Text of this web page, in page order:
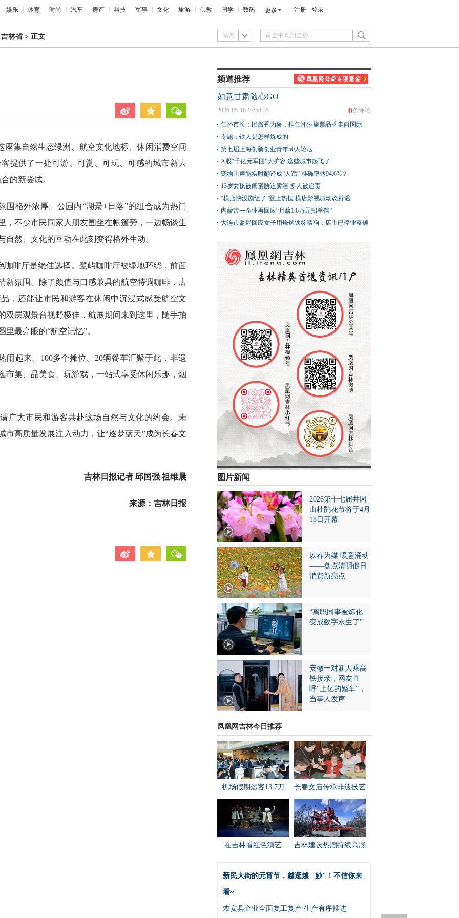
娱乐 体育 时尚 汽车 房产 科技 军事 文化 旅游 佛教 国学 数码 更多 注册 登录
吉林省> 正文 站内
座集自然生态绿洲、航空文化地标、休闲消费空间
提供了一处可游、可赏、可玩、可感的城市新去
的新尝试。
围格外浓厚。公园内“湖景+日落”的组合成为热门
，不少市民同家人朋友围坐在帐篷旁，一边畅谈生
然、文化的互动在此刻变得格外生动。
咖啡厅是绝佳选择。鹭屿咖啡厅被绿地环绕，前面
新氛围。除了颜值与口感兼具的航空特调咖啡，店
，还能让市民和游客在休闲中沉浸式感受航空文
双层观景台视野极佳，航展期间来到这里，随手拍
最亮眼的“航空记忆”。
闹起来。100多个摊位、20辆餐车汇聚于此，非遗
市集、品美食、玩游戏，一站式享受休闲乐趣，烟
广大市民和游客共赴这场自然与文化的约会。未
市高质量发展注入动力，让“逐梦蓝天”成为长春文
吉林日报记者 邱国强 祖维晨
来源：吉林日报
频道推荐
如意甘肃随心GO
0条评论
2026-05-16 17:58:35
仁怀市长：以酱香为桥，推仁怀酒旅票品牌走向国际
专题：铁人是怎样炼成的
第七届上海创新创业青年50人论坛
A股“千亿元军团”大扩容 这些城市起飞了
宠物叫声能实时翻译成“人话” 准确率达94.6%？
13岁女孩被闺蜜胁迫卖淫 多人被追责
“横店快没剧组了”登上热搜 横店影视城动态辟谣
内蒙古一企业再回应“月薪1.6万元招羊倌”
大连市监局回应女子用烧烤铁签喂狗：店主已停业整顿
图片新闻
2026第十七届井冈
山杜鹃花节将于4月
18日开幕
以春为媒 暖意涌动
——盘点清明假日
消费新亮点
“离职同事被炼化
变成数字永生了”
安徽一对新人乘高
铁接亲，网友直
呼“上亿的婚车”，
当事人发声
凤凰网吉林今日推荐
机场假期运客13.7万 长春文庙传承非遗技艺
在吉林看红色演艺 吉林建设热潮持续高涨
新民大街的元宵节，越逛越 "妙"！不信你来
看~
农安县企业全面复工复产 生产有序推进